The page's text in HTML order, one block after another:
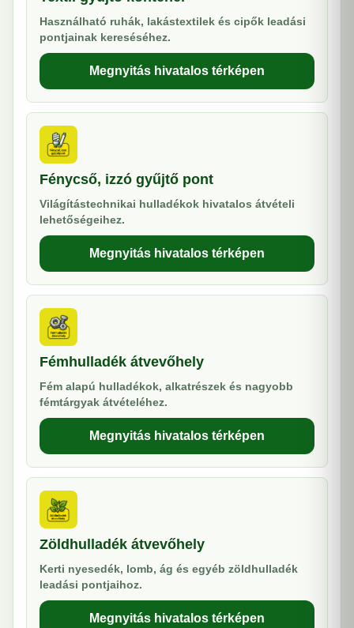
Használható ruhák, lakástextilek és cipők leadási
pontjainak kereséséhez.
Megnyitás hivatalos térképen
Fénycső, izzó gyűjtő pont
Világítástechnikai hulladékok hivatalos átvételi
lehetőségeihez.
Megnyitás hivatalos térképen
Fémhulladék átvevőhely
Fém alapú hulladékok, alkatrészek és nagyobb
fémtárgyak átvételéhez.
Megnyitás hivatalos térképen
Zöldhulladék átvevőhely
Kerti nyesedék, lomb, ág és egyéb zöldhulladék
leadási pontjaihoz.
Megnyitás hivatalos térképen